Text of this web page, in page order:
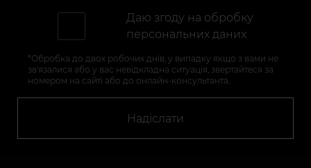
Даю згоду на обробку
персональних даних
*Обробка до двох робочих днів, у випадку якщо з вами не
зв'язалися або у вас невідкладна ситуація, звертайтеся за
номером на сайті або до онлайн-консультанта.
Надіслати